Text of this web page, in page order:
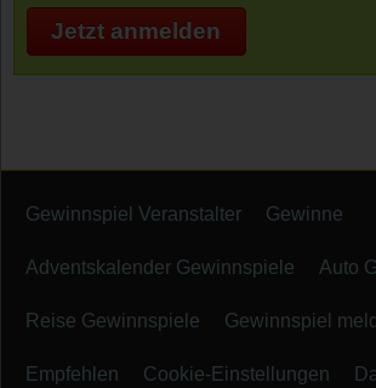
Jetzt anmelden
Gewinnspiel Veranstalter Gewinne
Adventskalender Gewinnspiele Auto
Reise Gewinnspiele Gewinnspiel
Empfehlen Cookie-Einstellungen